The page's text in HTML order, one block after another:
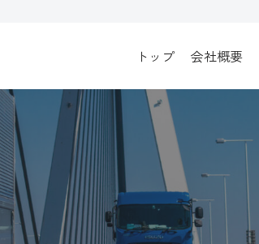
トップ 会社概要